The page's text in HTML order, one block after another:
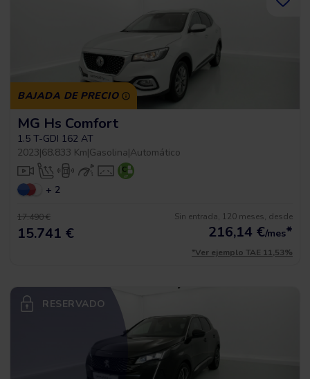
BAJADA DE PRECIO
MG Hs Comfort
1.5 T-GDI 162 AT
2023|68.833 Km|Gasolina|Automático
+ 2
17.490 €
15.741 €
Sin entrada, 120 meses, desde
216,14 €/mes*
*Ver ejemplo TAE 11,53%
RESERVADO